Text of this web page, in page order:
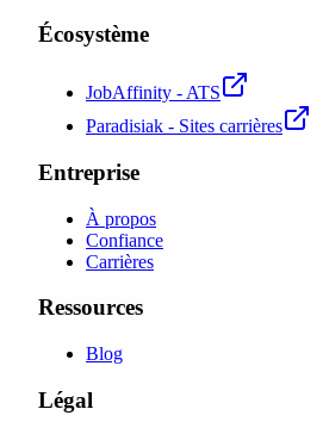
Écosystème
JobAffinity - ATS
Paradisiak - Sites carrières
Entreprise
À propos
Confiance
Carrières
Ressources
Blog
Légal